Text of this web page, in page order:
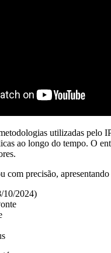
utilizadas pelo
ao longo do tempo. O
com precisão,
10/2024)